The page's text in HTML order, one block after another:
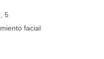
5
facial